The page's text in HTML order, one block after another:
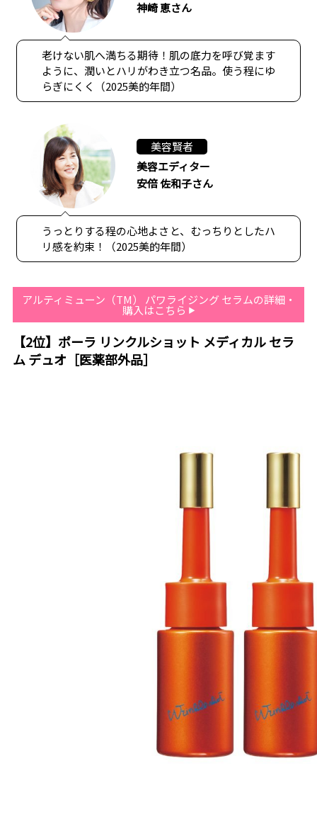
神崎 恵さん
老けない肌へ満ちる期待！肌の底力を呼び覚ます
ように、潤いとハリがわき立つ名品。使う程にゆ
らぎにくく（2025美的年間）
美容賢者
美容エディター
安倍 佐和子さん
うっとりする程の心地よさと、むっちりとしたハ
リ感を約束！（2025美的年間）
アルティミューン（TM） パワライジング セラムの詳細・
購入はこちら
【2位】ポーラ リンクルショット メディカル セラ
ム デュオ［医薬部外品］